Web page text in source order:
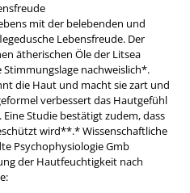
mit der belebenden und
Lebensfreude. Der
ätherischen Öle der Litsea
nachweislich*.
die Haut und macht sie zart und
verbessert das Hautgefühl
Studie bestätigt zudem, dass
wird**.* Wissenschaftliche
Psychophysiologie Gmb
der Hautfeuchtigkeit nach